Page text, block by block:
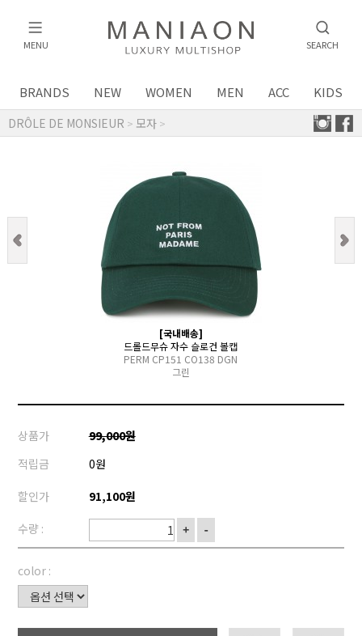
MENU SEARCH
BRANDS NEW WOMEN MEN ACC KIDS
DRÔLE DE MONSIEUR > 모자 >
[국내배송]
드롤드무슈 자수 슬로건 볼캡
PERM CP151 CO138 DGN
그린
상품가
99,000원
적립금
0원
할인가
91,100원
수량 :
+ -
color :